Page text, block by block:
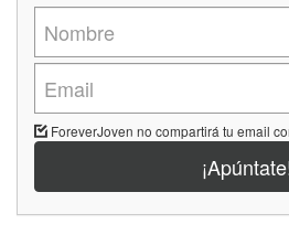
ForeverJoven no compartirá tu email